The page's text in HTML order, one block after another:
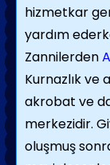
hizmetkar
yardım
Zannilerden
Kurnazlık ve
akrobat ve
merkezidir.
oluşmuş